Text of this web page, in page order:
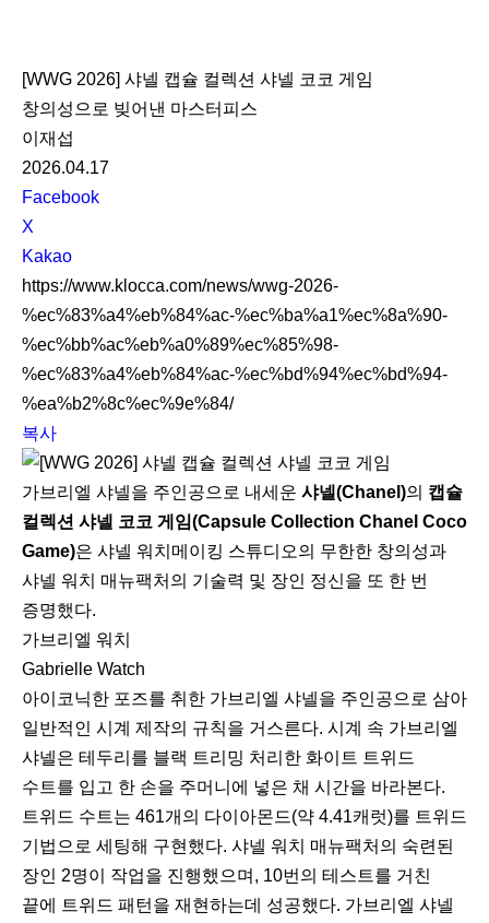
O
C
[WWG 2026] 샤넬 캡슐 컬렉션 샤넬 코코 게임
창의성으로 빚어낸 마스터피스
이재섭
2026.04.17
S
N
S
S
h
a
r
e
Facebook
X
Kakao
https://www.klocca.com/news/wwg-2026-
%ec%83%a4%eb%84%ac-%ec%ba%a1%ec%8a%90-
%ec%bb%ac%eb%a0%89%ec%85%98-
%ec%83%a4%eb%84%ac-%ec%bd%94%ec%bd%94-
%ea%b2%8c%ec%9e%84/
복사
가브리엘 샤넬을 주인공으로 내세운 샤넬(Chanel)의 캡슐
컬렉션 샤넬 코코 게임(Capsule Collection Chanel Coco
Game)은 샤넬 워치메이킹 스튜디오의 무한한 창의성과
샤넬 워치 매뉴팩처의 기술력 및 장인 정신을 또 한 번
증명했다.
가브리엘 워치
Gabrielle Watch
아이코닉한 포즈를 취한 가브리엘 샤넬을 주인공으로 삼아
일반적인 시계 제작의 규칙을 거스른다. 시계 속 가브리엘
샤넬은 테두리를 블랙 트리밍 처리한 화이트 트위드
수트를 입고 한 손을 주머니에 넣은 채 시간을 바라본다.
트위드 수트는 461개의 다이아몬드(약 4.41캐럿)를 트위드
기법으로 세팅해 구현했다. 샤넬 워치 매뉴팩처의 숙련된
장인 2명이 작업을 진행했으며, 10번의 테스트를 거친
끝에 트위드 패턴을 재현하는데 성공했다. 가브리엘 샤넬